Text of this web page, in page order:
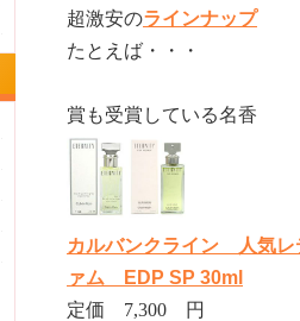
超激安のラインナップ
たとえば・・・
賞も受賞している名香
カルバンクライン 人気
ァム EDP SP 30ml
定価 7,300 円